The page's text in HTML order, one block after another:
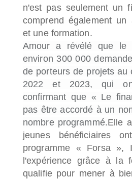
n'est pas seulement un
comprend également un
et une formation.
Amour a révélé que le
environ 300 000
de porteurs de projets au
2022 et 2023, qui
confirmant que « Le
pas être accordé à un
nombre programmé.Elle
jeunes bénéficiaires
programme « Forsa »,
l'expérience grâce à la
qualifie pour mener à